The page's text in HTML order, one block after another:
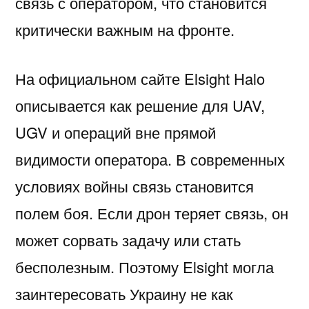
критически важным на фронте.
На официальном сайте Elsight Halo
описывается как решение для UAV,
UGV и операций вне прямой
видимости оператора. В современных
условиях войны связь становится
полем боя. Если дрон теряет связь, он
может сорвать задачу или стать
бесполезным. Поэтому Elsight могла
заинтересовать Украину не как